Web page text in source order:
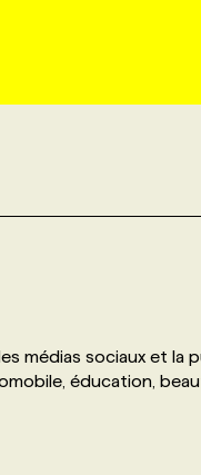
médias sociaux et la
éducation,